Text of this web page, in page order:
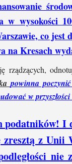
wysokości
co jest
na Kresach
rządzących,
powinna
w
I
z Unii